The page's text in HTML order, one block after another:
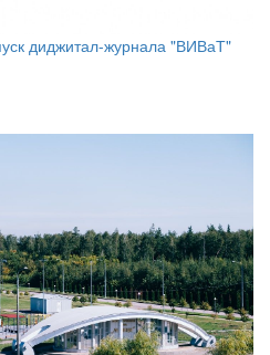
диджитал-журнала "ВИВаТ"